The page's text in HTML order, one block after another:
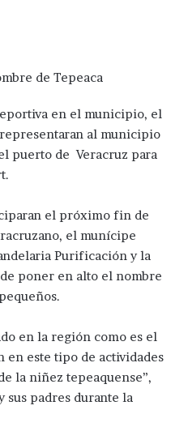
de Tepeaca
en el municipio, el
al municipio
puerto de Veracruz para
el próximo fin de
el munícipe
Purificación y la
poner en alto el nombre
en la región como es el
en este tipo de actividades
la niñez tepeaquense”,
padres durante la